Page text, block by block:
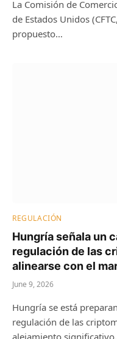
La Comisión de
de Estados Unidos
propuesto…
REGULACIÓN
Hungría señala un
regulación de las
alinearse con el
June 9, 2026
Hungría se está
regulación de las
alejamiento